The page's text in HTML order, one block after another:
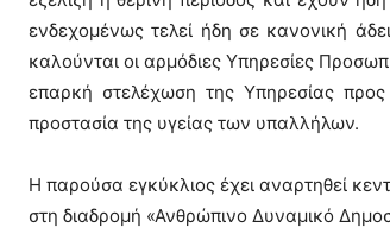
ενδεχομένως τελεί ήδη σε κανονική
καλούνται οι αρμόδιες Υπηρεσίες
επαρκή στελέχωση της Υπηρεσίας
προστασία της υγείας των υπαλλήλων.
Η παρούσα εγκύκλιος έχει αναρτηθεί
στη διαδρομή «Ανθρώπινο Δυναμικό